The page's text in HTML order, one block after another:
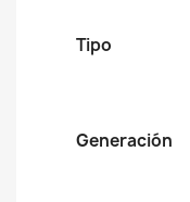
Tipo
Generación